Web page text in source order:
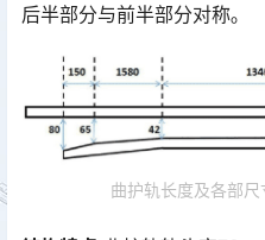
后半部分与前半部分对称｡󠅅󠅃󠄵󠅂󠄪󠇖󠆨󠆨󠇕󠆞󠆒󠅬󠇘󠆭󠆘󠇙󠆝󠅵󠇗󠆭󠆁󠄐󠇗󠅹󠅸󠇖󠆍󠅳󠇖󠅹󠅰󠇖󠆌󠅹
曲护轨长度及各部